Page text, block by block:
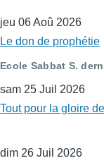
jeu 06 Aoû 2026
Le don de prophétie
Ecole Sabbat S.
sam 25 Juil 2026
Tout pour la gloire
dim 26 Juil 2026